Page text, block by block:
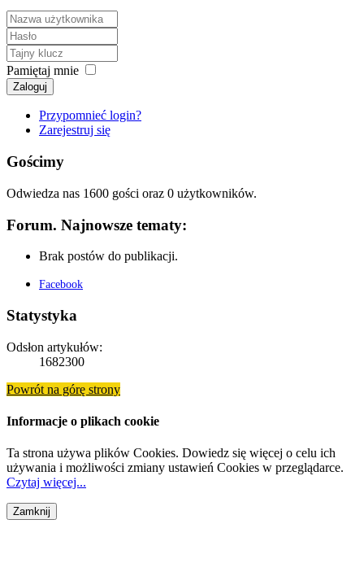
Pamiętaj mnie
Zaloguj
Przypomnieć login?
Zarejestruj się
Gościmy
Odwiedza nas 1600 gości oraz 0 użytkowników.
Forum. Najnowsze tematy:
Brak postów do publikacji.
Facebook
Statystyka
Odsłon artykułów:
1682300
Powrót na górę strony
Informacje o plikach cookie
Ta strona używa plików Cookies. Dowiedz się więcej o celu ich
używania i możliwości zmiany ustawień Cookies w przeglądarce.
Czytaj więcej...